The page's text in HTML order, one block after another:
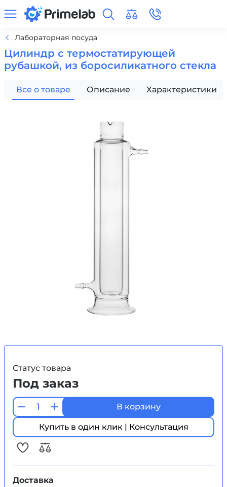
Лабораторная посуда
Цилиндр с термостатирующей
рубашкой, из боросиликатного стекла
Все о товаре Описание Характеристики
Статус товара
Под заказ
В корзину
Купить в один клик | Консультация
Доставка